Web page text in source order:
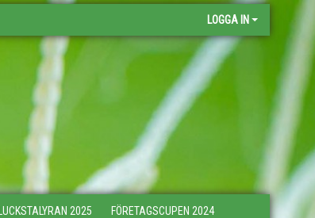
LOGGA IN
LUCKSTALYRAN 2025 FÖRETAGSCUPEN 2024